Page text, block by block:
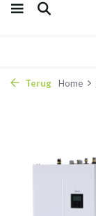
Terug Home